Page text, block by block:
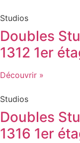
Studios
Doubles
1312 1er
Découvrir »
Studios
Doubles
1316 1er